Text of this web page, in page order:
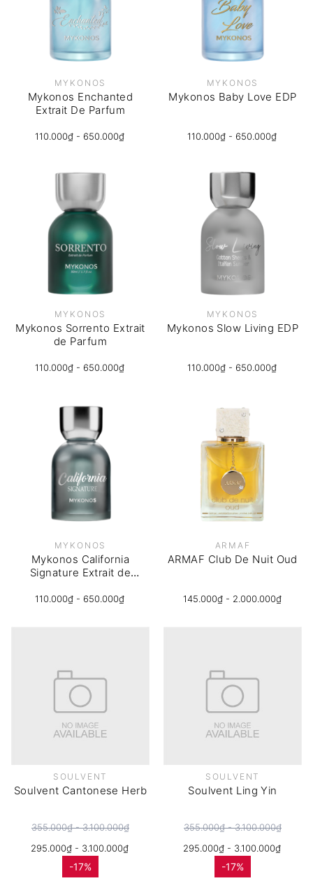
MYKONOS
Mykonos Enchanted
Extrait De Parfum
110.000₫ - 650.000₫
MYKONOS
Mykonos Baby Love EDP
110.000₫ - 650.000₫
MYKONOS
Mykonos Sorrento Extrait
de Parfum
110.000₫ - 650.000₫
MYKONOS
Mykonos Slow Living EDP
110.000₫ - 650.000₫
MYKONOS
Mykonos California
Signature Extrait de
110.000₫ - 650.000₫
ARMAF
ARMAF Club De Nuit Oud
145.000₫ - 2.000.000₫
SOULVENT
Soulvent Cantonese Herb
355.000₫ - 3.100.000₫
295.000₫ - 3.100.000₫
-17%
SOULVENT
Soulvent Ling Yin
355.000₫ - 3.100.000₫
295.000₫ - 3.100.000₫
-17%